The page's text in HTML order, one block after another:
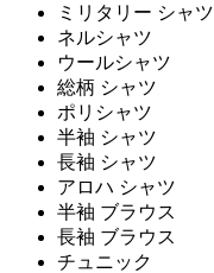
ミリタリー シャツ
ネルシャツ
ウールシャツ
総柄 シャツ
ポリシャツ
半袖 シャツ
長袖 シャツ
アロハ シャツ
半袖 ブラウス
長袖 ブラウス
チュニック